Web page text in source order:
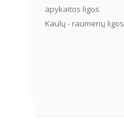
apykaitos ligos
Kaulų - raumenų ligos